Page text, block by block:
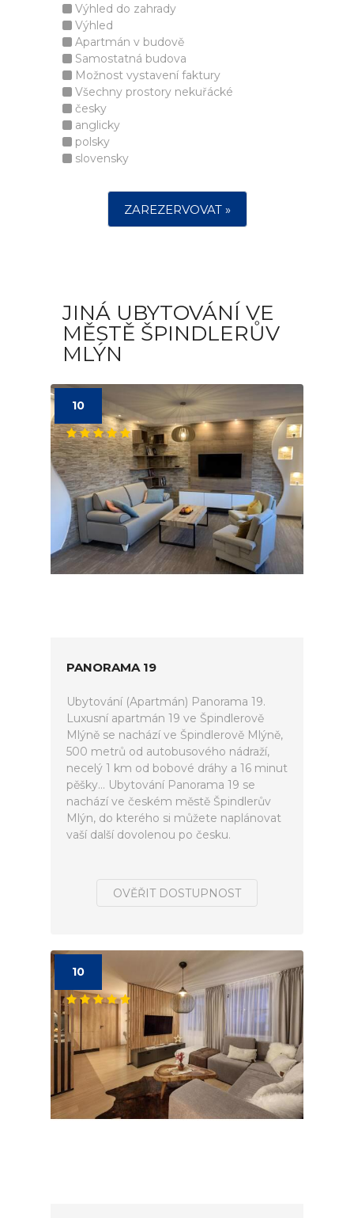
Výhled do zahrady
Výhled
Apartmán v budově
Samostatná budova
Možnost vystavení faktury
Všechny prostory nekuřácké
česky
anglicky
polsky
slovensky
ZAREZERVOVAT »
JINÁ UBYTOVÁNÍ VE
MĚSTĚ ŠPINDLERŮV
MLÝN
10
PANORAMA 19
Ubytování (Apartmán) Panorama 19.
Luxusní apartmán 19 ve Špindlerově
Mlýně se nachází ve Špindlerově Mlýně,
500 metrů od autobusového nádraží,
necelý 1 km od bobové dráhy a 16 minut
pěšky... Ubytování Panorama 19 se
nachází ve českém městě Špindlerův
Mlýn, do kterého si můžete naplánovat
vaší další dovolenou po česku.
OVĚŘIT DOSTUPNOST
10